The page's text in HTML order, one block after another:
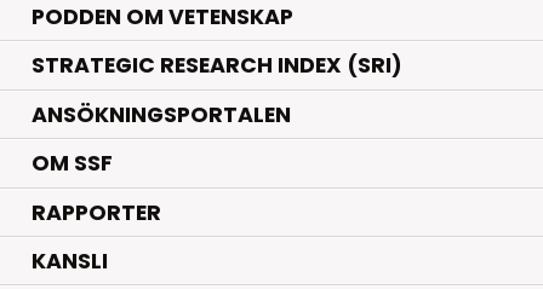
PODDEN OM VETENSKAP
STRATEGIC RESEARCH INDEX (SRI)
ANSÖKNINGSPORTALEN
OM SSF
RAPPORTER
KANSLI